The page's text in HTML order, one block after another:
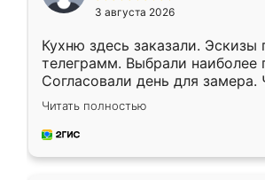
3 августа 2026
Кухню здесь заказали. Эскизы
телеграмм. Выбрали наиболее
Согласовали день для замера.
недели кухня была уже готова.
довольны работой. Спасибо
мебель за качественную работу!
Читать полностью